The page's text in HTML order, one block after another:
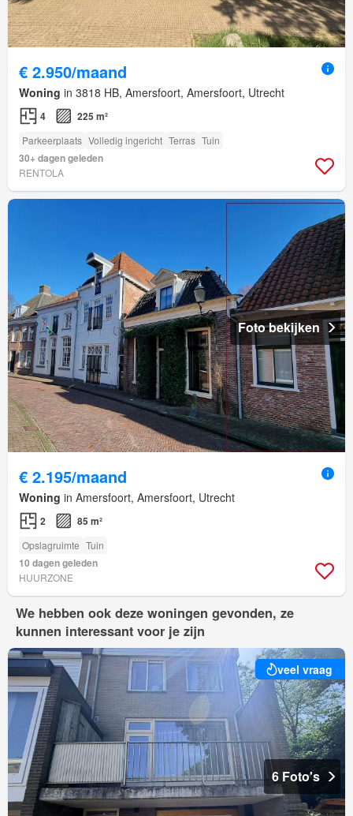
€ 2.950/maand
Woning in 3818 HB, Amersfoort, Amersfoort, Utrecht
4 225 m²
Parkeerplaats Volledig ingericht Terras Tuin
30+ dagen geleden
RENTOLA
Foto bekijken
€ 2.195/maand
Woning in Amersfoort, Amersfoort, Utrecht
2 85 m²
Opslagruimte Tuin
10 dagen geleden
HUURZONE
We hebben ook deze woningen gevonden, ze
kunnen interessant voor je zijn
veel vraag
6 Foto's